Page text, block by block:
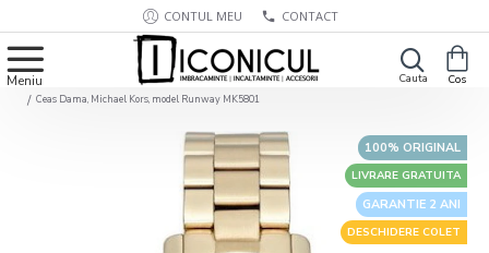
CONTUL MEU CONTACT
Ceas Dama, Michael Kors, model Runway MK5801
GARANTIE 2 ANI
100% ORIGINAL
LIVRARE GRATUITA
DESCHIDERE COLET